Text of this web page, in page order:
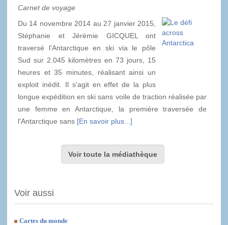
Carnet de voyage
Du 14 novembre 2014 au 27 janvier 2015,
Stéphanie et Jérémie GICQUEL ont
traversé l'Antarctique en ski via le pôle
Sud sur 2.045 kilomètres en 73 jours, 15
heures et 35 minutes, réalisant ainsi un
exploit inédit. Il s'agit en effet de la plus
longue expédition en ski sans voile de traction réalisée par
une femme en Antarctique, la première traversée de
l'Antarctique sans [En savoir plus...]
Voir toute la médiathèque
Voir aussi
Cartes du monde